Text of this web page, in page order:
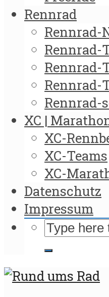
Rennrad
Rennrad-
Rennrad-
Rennrad-
Rennrad-
Rennrad-
XC |
XC-
XC-Teams
XC-
Datenschutz
Impressum